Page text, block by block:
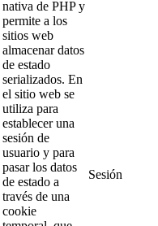
nativa de PHP y
permite a los
sitios web
almacenar datos
de estado
serializados. En
el sitio web se
utiliza para
establecer una
sesión de
usuario y para
pasar los datos
de estado a
través de una
cookie
Sesión